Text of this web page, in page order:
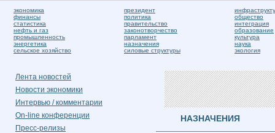
экономика
финансы
статистика
нефть и газ
промышленность
энергетика
сельское хозяйство
президент
политика
правительство
законотворчество
парламент
назначения
силовые структуры
общество
интеграция
образование
культура
наука
экология
Лента новостей
Новости экономики
Интервью / комментарии
On-line конференции
Пресс-релизы
НАЗНАЧЕНИЯ